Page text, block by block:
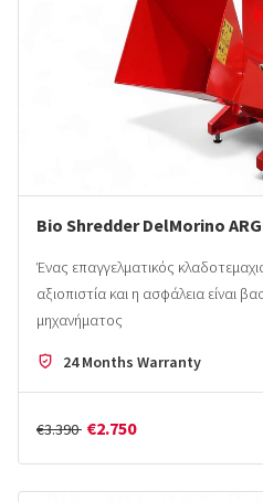
Bio Shredder DelMorino
Ένας επαγγελματικός
αξιοπιστία και η ασφάλεια είναι
μηχανήματος
24 Months Warranty
€3.390 €2.750